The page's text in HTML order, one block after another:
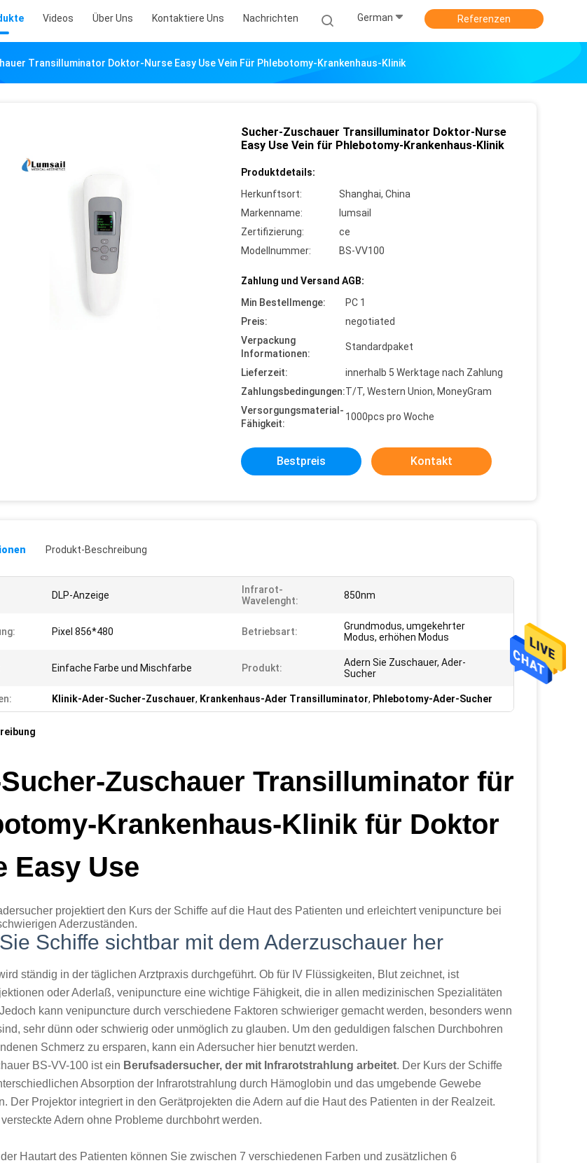
Videos Über Uns Kontaktiere Uns Nachrichten German Referenzen
Transilluminator Doktor-Nurse Easy Use Vein Für Phlebotomy-Krankenhaus-Klinik
Sucher-Zuschauer Transilluminator Doktor-Nurse
Easy Use Vein für Phlebotomy-Krankenhaus-Klinik
Produktdetails:
Herkunftsort:
Shanghai, China
Markenname:
lumsail
Zertifizierung:
ce
Modellnummer:
BS-VV100
Zahlung und Versand AGB:
Min Bestellmenge:
PC 1
Preis:
negotiated
Verpackung
Informationen:
Standardpaket
Lieferzeit:
innerhalb 5 Werktage nach Zahlung
Zahlungsbedingungen:T/T, Western Union, MoneyGram
Versorgungsmaterial-
Fähigkeit:
1000pcs pro Woche
Bestpreis Kontakt
Produkt-Beschreibung
DLP-Anzeige
Infrarot-
Wavelenght:
850nm
Pixel 856*480 Betriebsart:
Grundmodus, umgekehrter
Modus, erhöhen Modus
Einfache Farbe und Mischfarbe Produkt:
Adern Sie Zuschauer, Ader-
Sucher
Klinik-Ader-Sucher-Zuschauer, Krankenhaus-Ader Transilluminator, Phlebotomy-Ader-Sucher
Zuschauer Transilluminator für
Krankenhaus-Klinik für Doktor
Easy Use
projektiert den Kurs der Schiffe auf die Haut des Patienten und erleichtert venipuncture bei
Aderzuständen.
Schiffe sichtbar mit dem Aderzuschauer her
ständig in der täglichen Arztpraxis durchgeführt. Ob für IV Flüssigkeiten, Blut zeichnet, ist
oder Aderlaß, venipuncture eine wichtige Fähigkeit, die in allen medizinischen Spezialitäten
kann venipuncture durch verschiedene Faktoren schwieriger gemacht werden, besonders wenn
sehr dünn oder schwierig oder unmöglich zu glauben. Um den geduldigen falschen Durchbohren
Schmerz zu ersparen, kann ein Adersucher hier benutzt werden.
BS-VV-100 ist ein Berufsadersucher, der mit Infrarotstrahlung arbeitet. Der Kurs der Schiffe
Absorption der Infrarotstrahlung durch Hämoglobin und das umgebende Gewebe
Der Projektor integriert in den Gerätprojekten die Adern auf die Haut des Patienten in der Realzeit.
Adern ohne Probleme durchbohrt werden.
Hautart des Patienten können Sie zwischen 7 verschiedenen Farben und zusätzlichen 6